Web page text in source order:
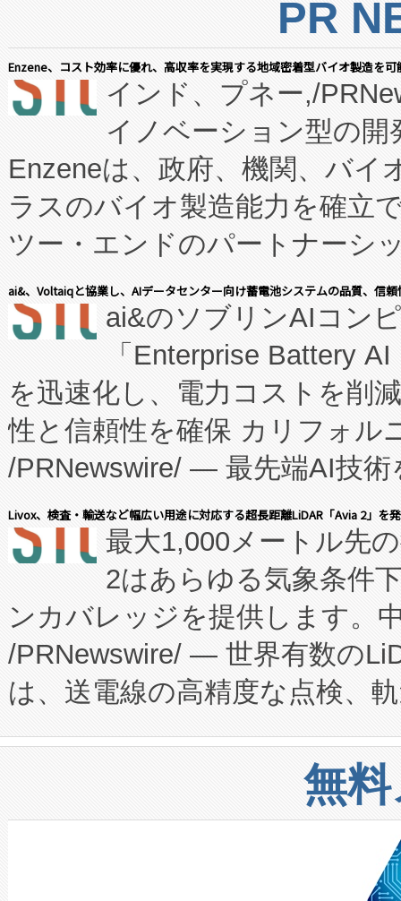
PR
Enzene、コスト効率に優れ、高収率を実現する地域密着型バイオ製造を
インド、プネー,/
イノベーション型の
Enzeneは、政府、機関、バイ
ラスのバイオ製造能力を確立
ツー・エンドのパートナーシ
表しました。 同社の実績ある
manufacturing™ (FCCM™) プ
たNeXは、バイオ医薬品製造
従来のフェッドバッチ施設の
に、患者やサプライチェーン
キー方式で拡張性が高く、持
す。FCCM‑を活用した現地生
患者にとっての費用負担を大
のアクセスを大幅に拡大する
Fully-Connected Continuous
プログラムには、施設設計・
に関する技術移転および知的
構造化トレーニングカリキュ
上げおよび商用化段階におけ
設備整備および立ち上げ調整
加組織は、Enzeneのバイオ
選定された製品について、自
ai&、Voltaiqと協業し、AIデータセンター向け蓄電池システムの品質、信
ai&のソブリンAIコン
「Enterprise Battery
を迅速化し、電力コストを削
性と信頼性を確保 カリフォル
/PRNewswire/ — 最先端AI技術
会社エーアイ・アンド：本社
President原信平）と、エンタ
ードするVoltaiqは、日本にあ
ーエネルギー貯蔵システム（
た。 Voltaiq独自のAI搭載プラ
定、統合、導入、運用に至る
安全性を追跡し、確保する事
増加しているデータセンター
る電力網に大きな負担をかけ
事業者の負担軽減という課題
系統連系を迅速にし、ピーク
Livox、検査・輸送など幅広い用途に対応する超長距離LiDAR「Avia 2」を
最大1,000メートル先
2はあらゆる気象条件
ンカバレッジを提供します。
/PRNewswire/ — 世界有数の
は、送電線の高精度な点検、
や穀物倉庫におけるバルク材
リューション「Avia 2」を発
したAvia 2は、1,000メート
狭視野のFOVを切り替えるこ
ケーブル、枝などの細かな対
無